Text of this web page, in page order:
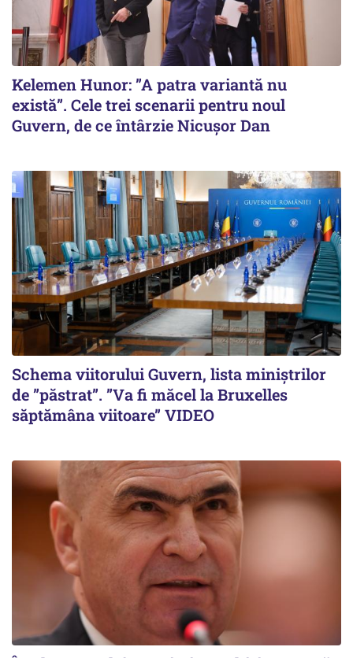
Kelemen Hunor: ”A patra variantă nu
există”. Cele trei scenarii pentru noul
Guvern, de ce întârzie Nicușor Dan
Schema viitorului Guvern, lista miniștrilor
de ”păstrat”. ”Va fi măcel la Bruxelles
săptămâna viitoare” VIDEO